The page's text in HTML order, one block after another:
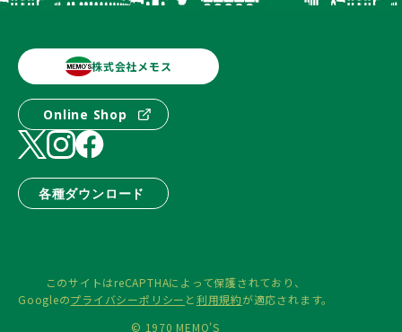
株式会社メモス
Online Shop
各種ダウンロード
このサイトはreCAPTHAによって保護されており、
Googleのプライバシーポリシー と利用規約が適応されます。
© 1970 MEMO'S